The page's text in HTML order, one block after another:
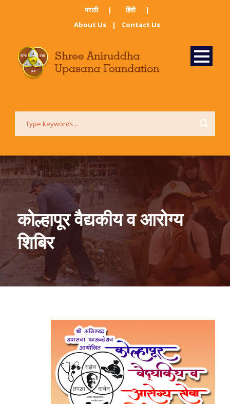
मराठी ​ | हिंदी​
|
About Us
| Contact Us
कोल्हापूर वैद्यकीय व आरोग्य
शिबिर